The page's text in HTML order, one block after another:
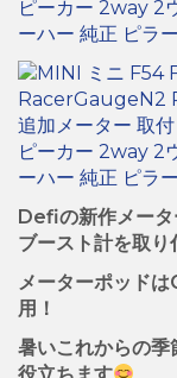
Defiの新作メー
ブースト計を取
メーターポッド
用！
暑いこれからの季